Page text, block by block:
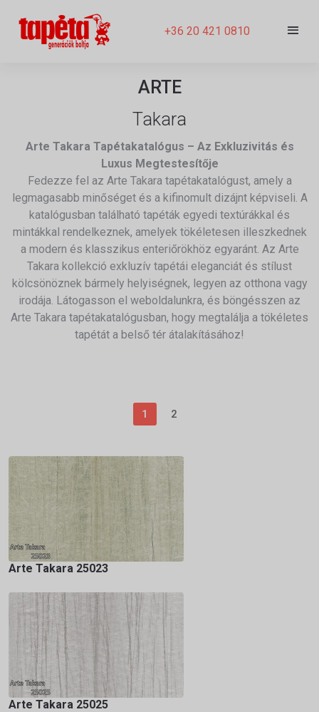
+36 20 421 0810
ARTE
Takara
Arte Takara Tapétakatalógus – Az Exkluzivitás és
Luxus Megtestesítője
Fedezze fel az Arte Takara tapétakatalógust, amely a
legmagasabb minőséget és a kifinomult dizájnt képviseli. A
katalógusban található tapéták egyedi textúrákkal és
mintákkal rendelkeznek, amelyek tökéletesen illeszkednek
a modern és klasszikus enteriőrökhöz egyaránt. Az Arte
Takara kollekció exkluzív tapétái eleganciát és stílust
kölcsönöznek bármely helyiségnek, legyen az otthona vagy
irodája. Látogasson el weboldalunkra, és böngésszen az
Arte Takara tapétakatalógusban, hogy megtalálja a tökéletes
tapétát a belső tér átalakításához!
1 2
Arte Takara 25023
Arte Takara 25025